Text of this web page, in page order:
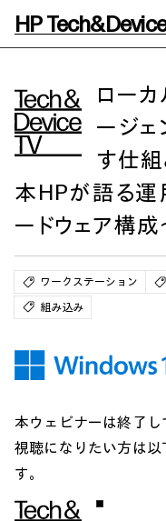
HP
全てのコンテンツ
チャンネル
AIの進化と活用事例
製品トレンド & レビュー
サイバーセキュリティ
教育とテクノロジー
ハイブリッドワーク
ワークステーション
プリンター
イベント・セミナー情報
コラム一覧
メールニュース会
日本HP 公式Web
HP Tech&Device TV 内のコ
ロー
ージ
す仕
本HPが語る運
ードウェア構成
ワークステーション
組み込み
本ウェビナーは終了
視聴になりたい方は
す。